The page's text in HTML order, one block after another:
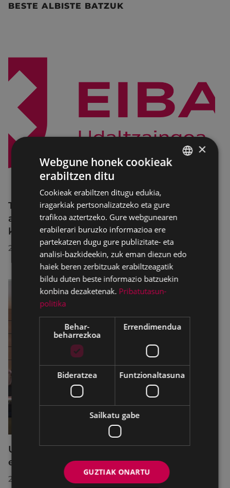
BESTE ALBISTE BATZUK
Trafiko-murrizketak Egogain kalean
abuztuaren 10etik abuztuaren 23ra,
konponketa-lanak direla-eta
2026/07/30
Udalbatzak 2026ko uztailaren 27an
egindako bilkuran hartutako erabakiak
2026/07/28
×
Webgune honek cookieak
erabiltzen ditu
Cookieak erabiltzen ditugu edukia,
iragarkiak pertsonalizatzeko eta gure
trafikoa aztertzeko. Gure webgunearen
erabilerari buruzko informazioa ere
partekatzen dugu gure publizitate- eta
analisi-bazkideekin, zuk eman diezun edo
haiek beren zerbitzuak erabiltzeagatik
bildu duten beste informazio batzuekin
konbina dezaketenak. Pribatutasun-
politika
Behar-
beharrezkoa
Errendimendua
Bideratzea Funtzionaltasuna
Sailkatu gabe
GUZTIAK ONARTU